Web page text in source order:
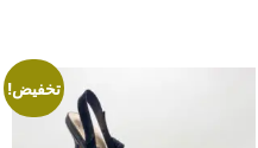
تخفيض!